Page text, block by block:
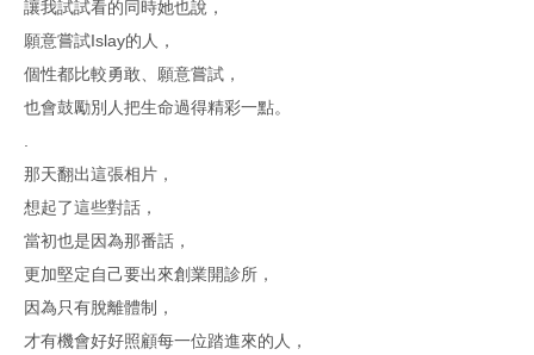
讓我試試看的同時她也說，
願意嘗試Islay的人，
個性都比較勇敢、願意嘗試，
也會鼓勵別人把生命過得精彩一點。
那天翻出這張相片，
想起了這些對話，
當初也是因為那番話，
更加堅定自己要出來創業開診所，
因為只有脫離體制，
才有機會好好照顧每一位踏進來的人，